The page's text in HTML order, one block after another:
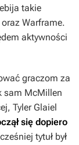
takie
oraz Warframe.
aktywności
graczom za
sam McMillen
Tyler Glaiel
się dopiero
tytuł był